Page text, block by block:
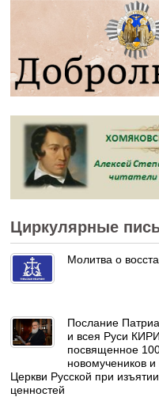
Циркулярные
Молитва о
Послание
и всея Руси
посвященное
новомучеников
Церкви Русской при
ценностей